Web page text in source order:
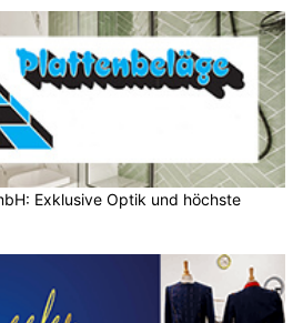
Exklusive Optik und höchste